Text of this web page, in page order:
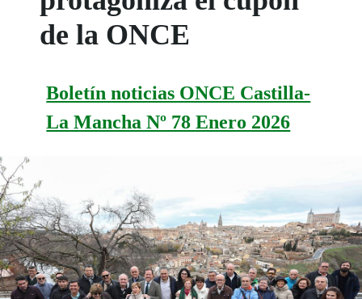
de la ONCE
Boletín noticias ONCE Castilla-
La Mancha Nº 78 Enero 2026